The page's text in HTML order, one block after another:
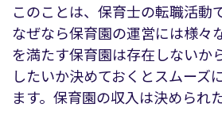
このことは、保育士の転職活動
なぜなら保育園の運営には様々
を満たす保育園は存在しないか
したいか決めておくとスムーズ
ます。保育園の収入は決められ